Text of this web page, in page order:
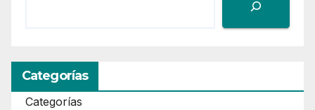
Categorías
Categorías